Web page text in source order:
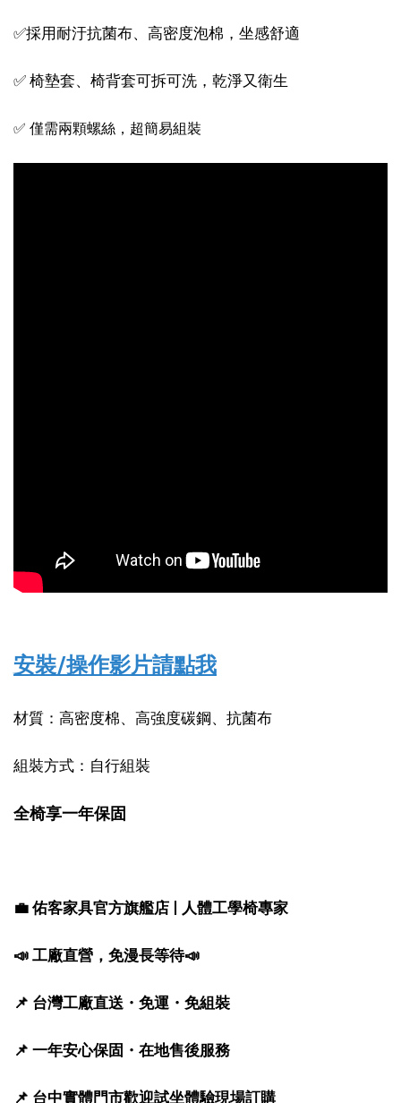
✅採用耐汙抗菌布、高密度泡棉，坐感舒適
✅ 椅墊套、椅背套可拆可洗，乾淨又衛生
✅ 僅需兩顆螺絲，超簡易組裝
安裝/操作影片請點我
材質：高密度棉、高強度碳鋼、抗菌布
組裝方式：自行組裝
全椅享一年保固
💼 佑客家具官方旗艦店 | 人體工學椅專家
📣 工廠直營，免漫長等待📣
📌 台灣工廠直送・免運・免組裝
📌 一年安心保固・在地售後服務
📌 台中實體門市歡迎試坐體驗現場訂購